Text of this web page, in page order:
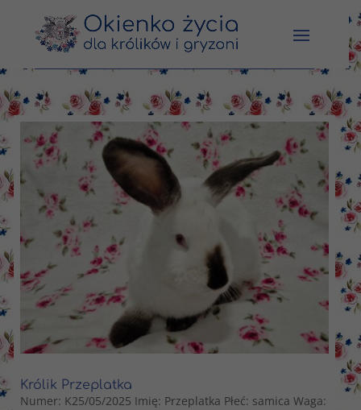
Królik Przeplatka
Numer: K25/05/2025 Imię: Przeplatka Płeć: samica Waga: